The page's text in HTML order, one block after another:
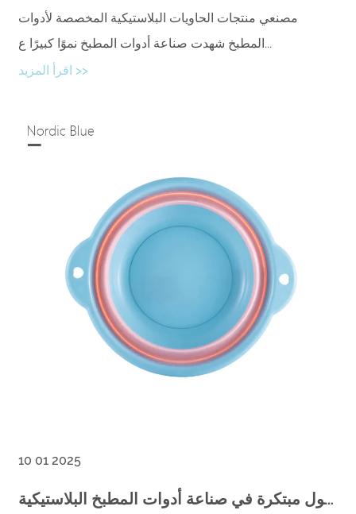
مصنعي منتجات الحاويات البلاستيكية المخصصة لأدوات
المطبخ شهدت صناعة أدوات المطبخ نموًا كبيرًا ع...
اقرأ المزيد >>
10 01 2025
حلول مبتكرة في صناعة أدوات المطبخ البلاستيكية